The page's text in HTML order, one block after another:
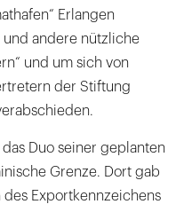
Erlangen
andere nützliche
und um sich von
der Stiftung
Duo seiner geplanten
Grenze. Dort gab
des Exportkennzeichens